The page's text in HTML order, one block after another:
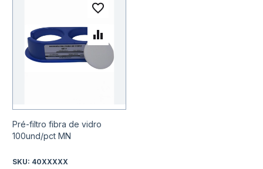
Pré-filtro fibra de vidro
100und/pct MN
SKU: 40XXXXX
Adicionar à lista de
Adicionar para Comparar